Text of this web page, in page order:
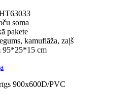
soma
pakete
kamuflāža, zaļš
95*25*15 cm